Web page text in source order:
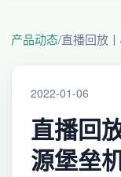
产品动态/直播回放
2022-01-06
直播回
源堡垒